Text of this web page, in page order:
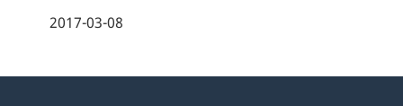
2017-03-08